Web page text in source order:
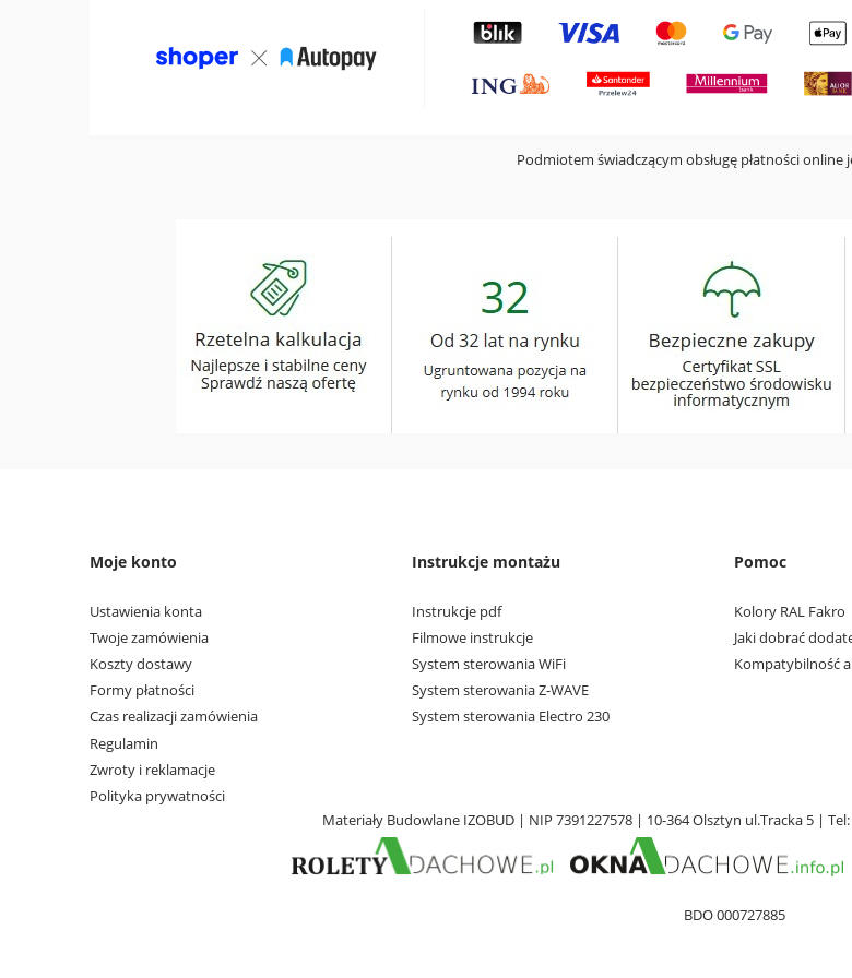
Podmiotem świadczącym obsługę płatności online
Moje konto
Ustawienia konta
Twoje zamówienia
Koszty dostawy
Formy płatności
Czas realizacji zamówienia
Regulamin
Zwroty i reklamacje
Polityka prywatności
Instrukcje montażu
Instrukcje pdf
Filmowe instrukcje
System sterowania WiFi
System sterowania Z-WAVE
System sterowania Electro 230
Pomoc
Kolory RAL Fakro
Jaki dobrać
Kompatybilność
Materiały Budowlane IZOBUD | NIP 7391227578 | 10-364 Olsztyn ul.Tracka 5 | Tel:
BDO 000727885